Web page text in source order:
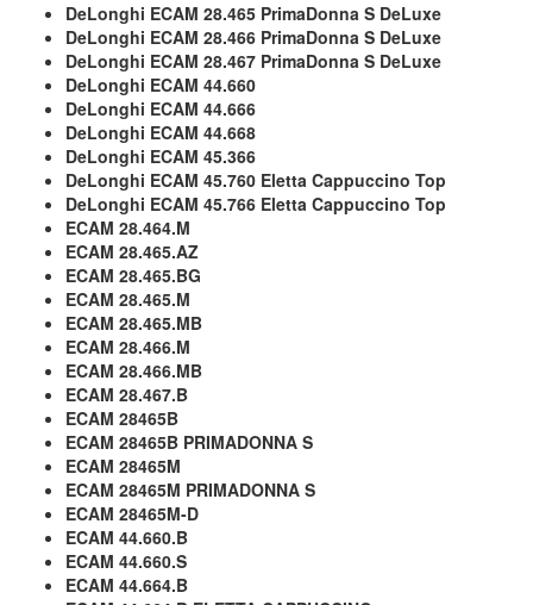
DeLonghi ECAM 28.465 PrimaDonna S DeLuxe
DeLonghi ECAM 28.466 PrimaDonna S DeLuxe
DeLonghi ECAM 28.467 PrimaDonna S DeLuxe
DeLonghi ECAM 44.660
DeLonghi ECAM 44.666
DeLonghi ECAM 44.668
DeLonghi ECAM 45.366
DeLonghi ECAM 45.760 Eletta Cappuccino Top
DeLonghi ECAM 45.766 Eletta Cappuccino Top
ECAM 28.464.M
ECAM 28.465.AZ
ECAM 28.465.BG
ECAM 28.465.M
ECAM 28.465.MB
ECAM 28.466.M
ECAM 28.466.MB
ECAM 28.467.B
ECAM 28465B
ECAM 28465B PRIMADONNA S
ECAM 28465M
ECAM 28465M PRIMADONNA S
ECAM 28465M-D
ECAM 44.660.B
ECAM 44.660.S
ECAM 44.664.B